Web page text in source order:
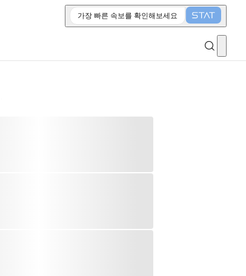
가장 빠른 속보를 확인해보세요